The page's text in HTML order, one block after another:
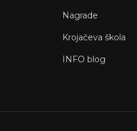
Nagrade
Krojačeva škola
INFO blog